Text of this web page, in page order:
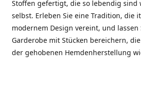
Stoffen gefertigt, die so lebendig sind
selbst. Erleben Sie eine Tradition, die
modernem Design vereint, und lassen
Garderobe mit Stücken bereichern,
der gehobenen Hemdenherstellung